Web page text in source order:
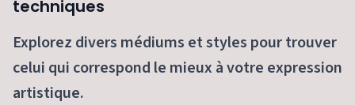
techniques
Explorez divers médiums et styles pour trouver
celui qui correspond le mieux à votre expression
artistique.